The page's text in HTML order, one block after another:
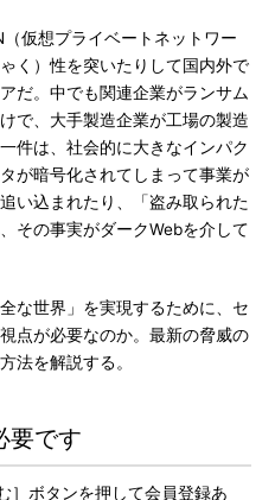
仮想プライベートネットワー
く）性を突いたりして国内外で
だ。中でも関連企業がランサム
で、大手製造企業が工場の製造
件は、社会的に大きなインパク
が暗号化されてしまって事業が
い込まれたり、「盗み取られた
その事実がダークWebを介して
な世界」を実現するために、セ
点が必要なのか。最新の脅威の
法を解説する。
要です
］ボタンを押して会員登録あ